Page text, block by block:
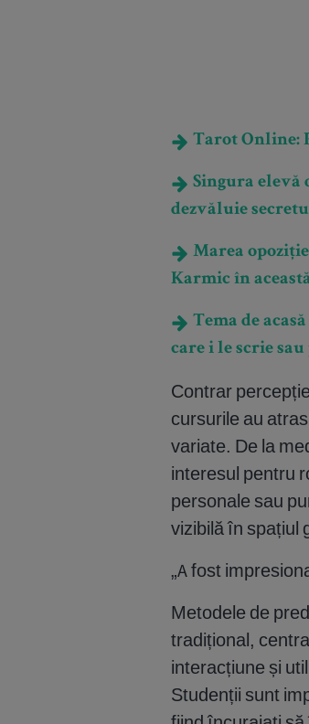
Tarot Online:
Singura elevă
dezvăluie
Marea
Karmic în
Tema de
care i le scrie
Contrar
cursurile au
variate. De la
interesul pentru
personale sau
vizibilă în spațiul
„A fost
Metodele de
tradițional,
interacțiune și
Studenții sunt